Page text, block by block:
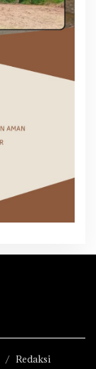
Redaksi